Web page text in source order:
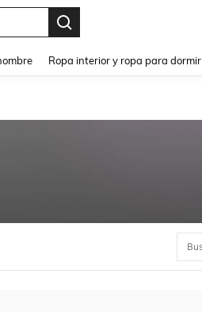
Ropa interior y ropa para dormir